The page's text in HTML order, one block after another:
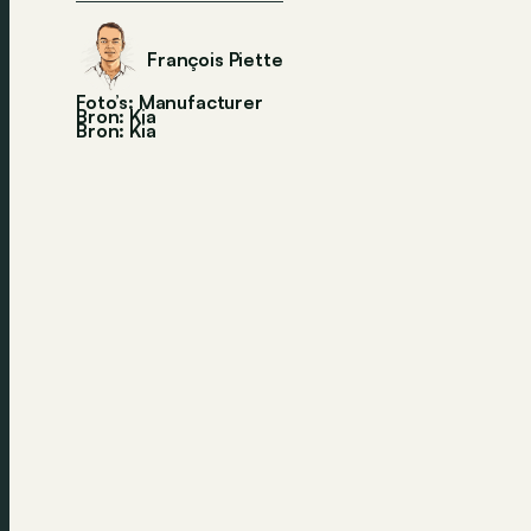
François Piette
Foto’s: Manufacturer
Bron: Kia
Bron: Kia